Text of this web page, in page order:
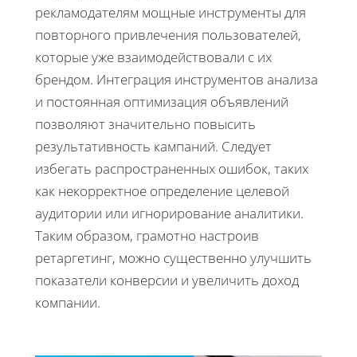
рекламодателям мощные инструменты для
повторного привлечения пользователей,
которые уже взаимодействовали с их
брендом. Интеграция инструментов анализа
и постоянная оптимизация объявлений
позволяют значительно повысить
результативность кампаний. Следует
избегать распространенных ошибок, таких
как некорректное определение целевой
аудитории или игнорирование аналитики.
Таким образом, грамотно настроив
ретаргетинг, можно существенно улучшить
показатели конверсии и увеличить доход
компании.